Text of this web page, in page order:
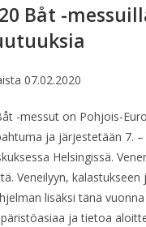
Båt -
07.02.2020
-messut on Pohjois-
ja järjestetään 7. –
Helsingissä.
Veneilyyn, kalastukseen
lisäksi tänä
ja tietoa